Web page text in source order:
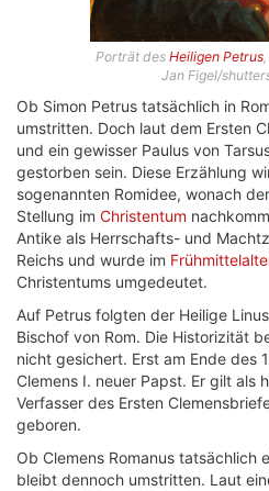
Porträt des Heiligen Petrus
Jan Figel/
Ob Simon Petrus tatsächlich in
umstritten. Doch laut dem Ersten
und ein gewisser Paulus von
gestorben sein. Diese Erzählung
sogenannten Romidee, wonach der
Stellung im Christentum
Antike als Herrschafts- und
Reichs und wurde im
Christentums umgedeutet.
Auf Petrus folgten der Heilige
Bischof von Rom. Die Historizität
nicht gesichert. Erst am Ende des
Clemens I. neuer Papst. Er gilt als
Verfasser des Ersten
geboren.
Ob Clemens Romanus tatsächlich
bleibt dennoch umstritten. Laut